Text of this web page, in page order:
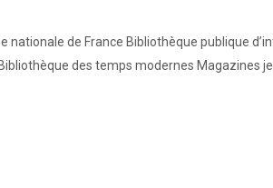
nationale de France Bibliothèque
des temps modernes Magazines